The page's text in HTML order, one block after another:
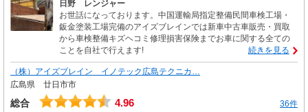
日野 レンジャー
お世話になっております。中国運輸局指定整備民間車検工場・
鈑金塗装工場完備のアイズブレインでは新車中古車販売・買取
から車検整備キズヘコミ修理損害保険までお車に関する全ての
ことを自社で行えます!
続きを見る
（株）アイズブレイン イノテック広島テクニカ…
広島県 廿日市市
総合 4.96 36件